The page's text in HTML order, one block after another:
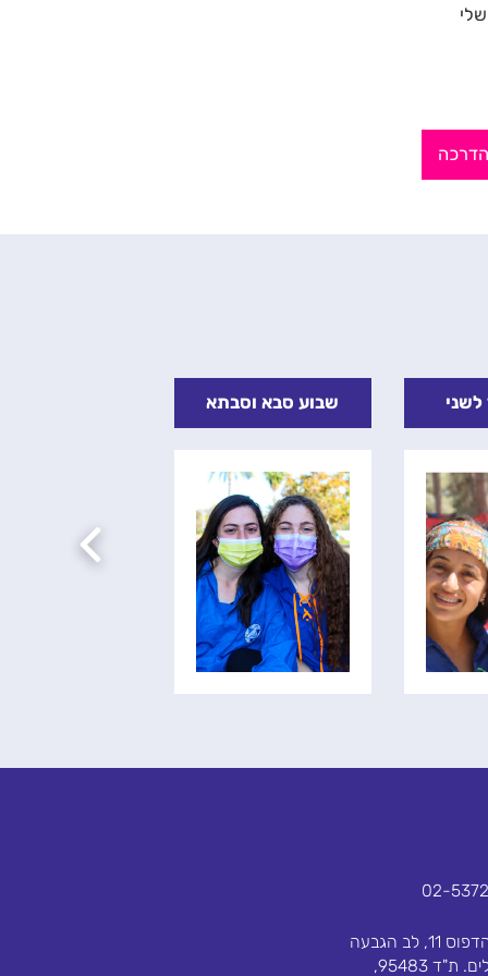
שבוע סבא וסבתא
02-
בית הדפוס 11, לב הגבעה
ירושלים. ת"ד 95483,